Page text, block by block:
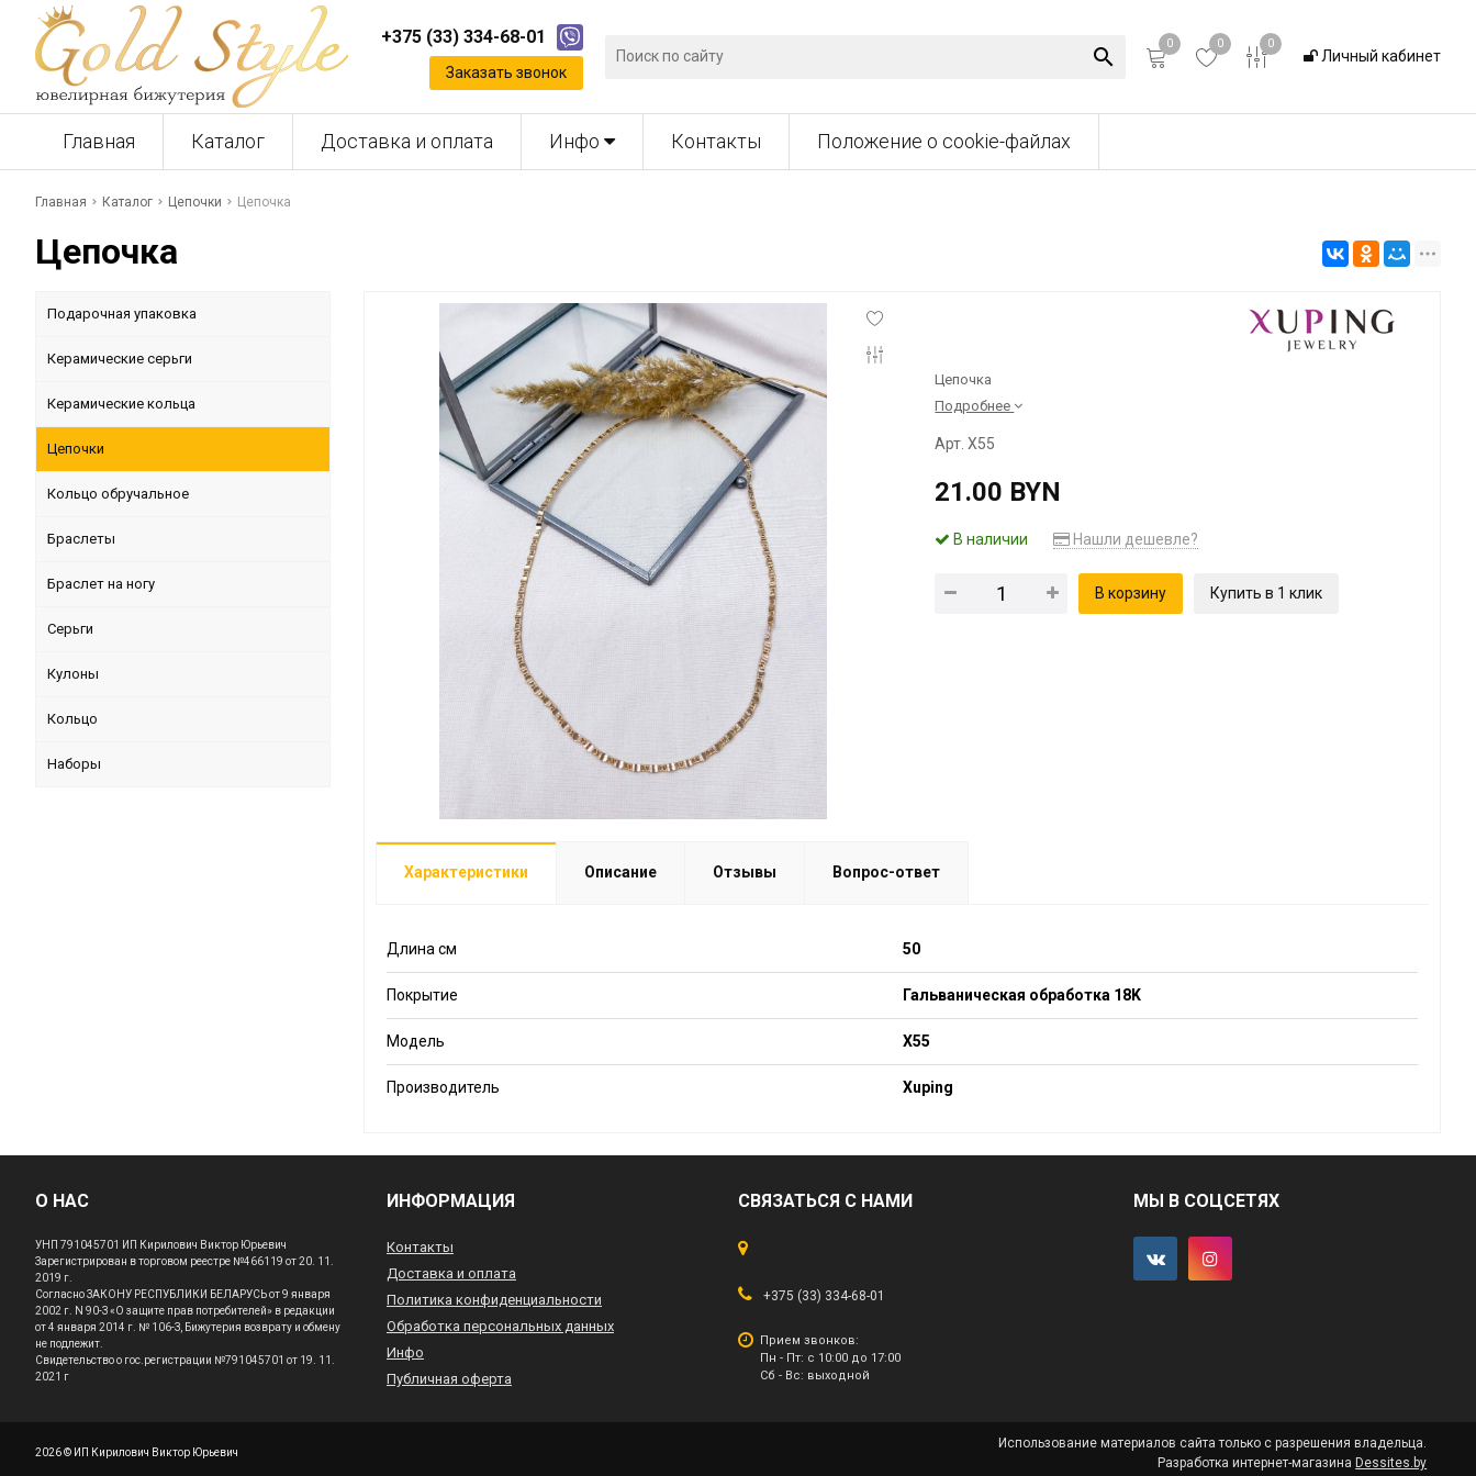
+375 (33) 334-68-01
Заказать звонок
0 0 0
Личный кабинет
Главная Каталог Доставка и оплата Инфо Контакты Положение о cookie-файлах
Главная Каталог Цепочки Цепочка
Цепочка
Подарочная упаковка
Керамические серьги
Керамические кольца
Цепочки
Кольцо обручальное
Браслеты
Браслет на ногу
Серьги
Кулоны
Кольцо
Наборы
Цепочка
Подробнее
Арт. X55
21.00 BYN
В наличии Нашли дешевле?
В корзину Купить в 1 клик
Характеристики Описание Отзывы Вопрос-ответ
Длина см 50
Покрытие Гальваническая обработка 18K
Модель X55
Производитель Xuping
О НАС
УНП 791045701 ИП Кирилович Виктор Юрьевич
Зарегистрирован в торговом реестре №466119 от 20. 11.
2019 г.
Согласно ЗАКОНУ РЕСПУБЛИКИ БЕЛАРУСЬ от 9 января
2002 г. N 90-З «О защите прав потребителей» в редакции
от 4 января 2014 г. № 106-З, Бижутерия возврату и обмену
не подлежит.
Свидетельство о гос.регистрации №791045701 от 19. 11.
2021 г
ИНФОРМАЦИЯ
Контакты
Доставка и оплата
Политика конфиденциальности
Обработка персональных данных
Инфо
Публичная оферта
СВЯЗАТЬСЯ С НАМИ
+375 (33) 334-68-01
Прием звонков:
Пн - Пт: с 10:00 до 17:00
Сб - Вс: выходной
МЫ В СОЦСЕТЯХ
2026 © ИП Кирилович Виктор Юрьевич
Использование материалов сайта только с разрешения владельца.
Разработка интернет-магазинаDessites.by